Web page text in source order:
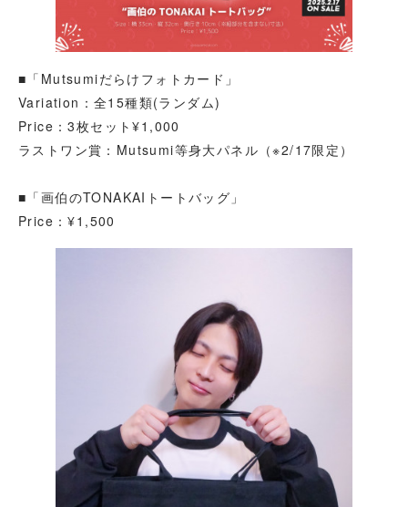
■「Mutsumiだらけフォトカード」
Variation：全15種類(ランダム)
Price：3枚セット¥1,000
ラストワン賞：Mutsumi等身大パネル（※2/17限定）
■「画伯のTONAKAIトートバッグ」
Price：¥1,500